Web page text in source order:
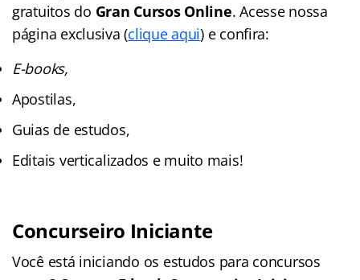
gratuitos do Gran Cursos Online. Acesse nossa
página exclusiva (clique aqui) e confira:
E-books,
Apostilas,
Guias de estudos,
Editais verticalizados e muito mais!
Concurseiro Iniciante
Você está iniciando os estudos para concursos